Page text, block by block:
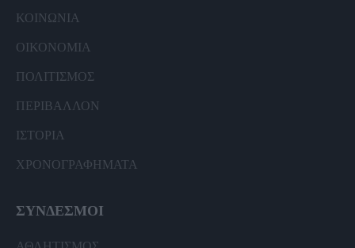
ΚΟΙΝΩΝΙΑ
ΟΙΚΟΝΟΜΙΑ
ΠΟΛΙΤΙΣΜΟΣ
ΠΕΡΙΒΑΛΛΟΝ
ΙΣΤΟΡΙΑ
ΧΡΟΝΟΓΡΑΦΗΜΑΤΑ
ΣΥΝΔΕΣΜΟΙ